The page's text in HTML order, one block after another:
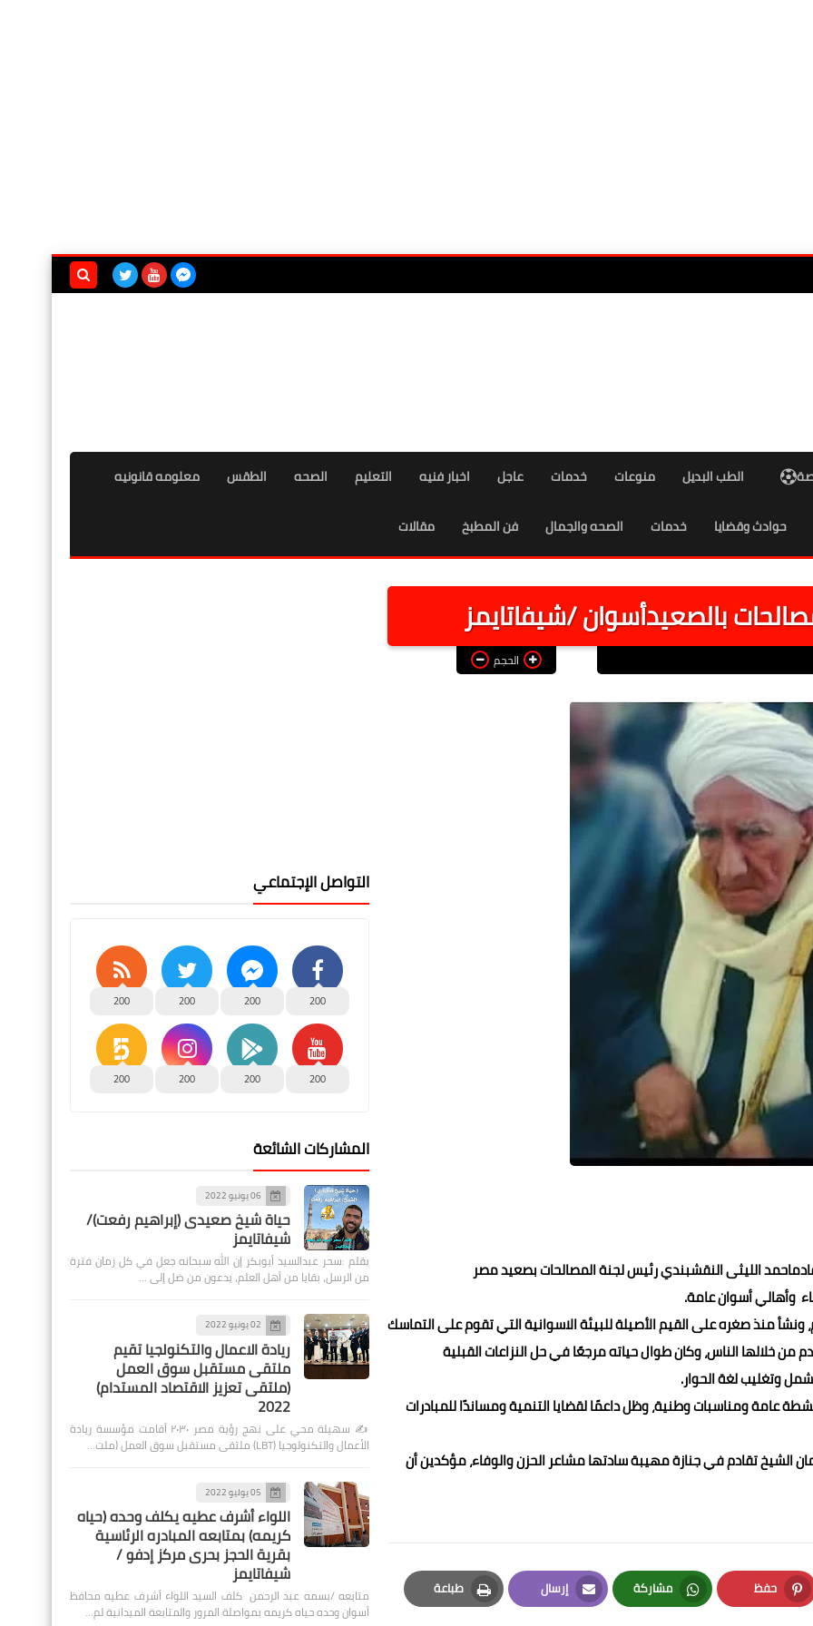
الطب البديل منوعات خدمات عاجل اخبار فنيه التعليم الصحه الطقس معلومه قانونيه
حوادث وقضايا خدمات الصحه والجمال فن المطبخ مقالات
بالصعيدأسوان /شيفاتايمز
الحجم
الليثى النقشبندي رئيس لجنة المصالحات بصعيد مصر
وأهالي أسوان عامة.
ونشأ منذ صغره على القيم الأصيلة للبيئة الاسوانية التي تقوم على التماسك
خلالها الناس، وكان طوال حياته مرجعًا في حل النزاعات القبلية
وتغليب لغة الحوار.
ومناسبات وطنية، وظل داعمًا لقضايا التنمية ومساندًا للمبادرات
الشيخ تقادم في جنازة مهيبة سادتها مشاعر الحزن والوفاء، مؤكدين أن
حفظ
Pinterest
مشاركة
Whatsapp
إرسال
Email
طباعة
Print
التواصل الإجتماعي
200
200
200
200
200
200
200
200
المشاركات الشائعة
06 يونيو 2022
حياة شيخ صعيدى (إبراهيم رفعت)/
شيفاتايمز
بقلم :سحر عبدالسيد أبوبكر إن الله سبحانه جعل في كل زمان فترة
من الرسل، بقايا من أهل العلم، يدعون من ضل إلى …
02 يونيو 2022
ريادة الاعمال والتكنولجيا تقيم
ملتقى مستقبل سوق العمل
(ملتقى تعزيز الاقتصاد المستدام)
2022
✍️ سهيلة محي على نهج رؤية مصر ٢٠٣٠ أقامت مؤسسة ريادة
الأعمال والتكنولوجيا (LBT) ملتقى مستقبل سوق العمل (ملت…
05 يوليو 2022
اللواء أشرف عطيه يكلف وحده (حياه
كريمه) بمتابعه المبادره الرئاسية
بقرية الحجز بحرى مركز إدفو /
شيفاتايمز
متابعه /بسمه عبد الرحمن كلف السيد اللواء أشرف عطيه محافظ
أسوان وحده حياه كريمه بمواصلة المرور والمتابعة الميدانية لم…